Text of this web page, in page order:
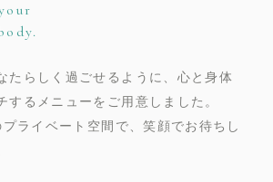
たらしく過ごせるように、心と身体
するメニューをご用意しました。
ライベート空間で、笑顔でお待ちし